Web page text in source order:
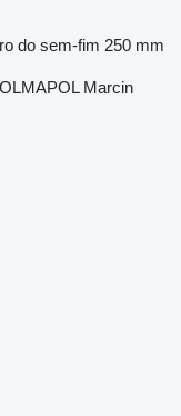
do sem-fim 250 mm
Marcin